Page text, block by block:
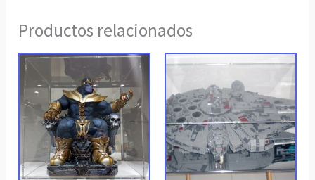
Productos relacionados